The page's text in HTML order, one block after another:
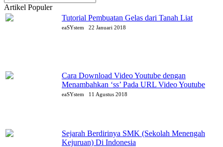
Artikel Populer
Tutorial Pembuatan Gelas dari Tanah Liat
eaSYstem 22 Januari 2018
Cara Download Video Youtube dengan
Menambahkan ‘ss’ Pada URL Video Youtube
eaSYstem 11 Agustus 2018
Sejarah Berdirinya SMK (Sekolah Menengah
Kejuruan) Di Indonesia